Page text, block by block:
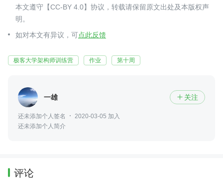
本文遵守【CC-BY 4.0】协议，转载请保留原文出处及本版权声
明。
如对本文有异议，可点此反馈
极客大学架构师训练营 作业 第十周
一雄  关注
还未添加个人签名
2020-03-05 加入
还未添加个人简介
评论